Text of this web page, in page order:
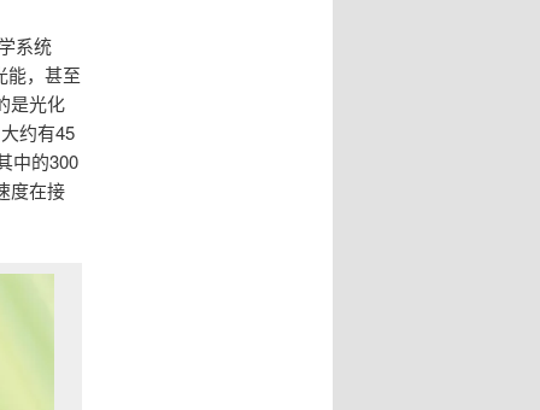
系统
能，甚至
是光化
约有45
中的300
度在接